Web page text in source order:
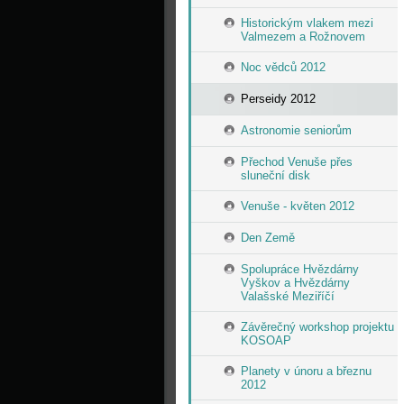
Historickým vlakem mezi
Valmezem a Rožnovem
Noc vědců 2012
Perseidy 2012
Astronomie seniorům
Přechod Venuše přes
sluneční disk
Venuše - květen 2012
Den Země
Spolupráce Hvězdárny
Vyškov a Hvězdárny
Valašské Meziříčí
Závěrečný workshop projektu
KOSOAP
Planety v únoru a březnu
2012